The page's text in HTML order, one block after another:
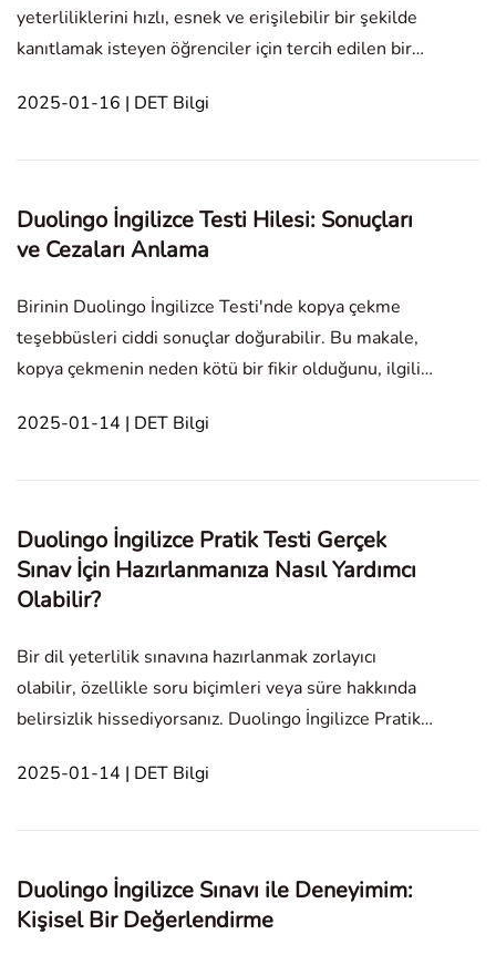
yeterliliklerini hızlı, esnek ve erişilebilir bir şekilde
kanıtlamak isteyen öğrenciler için tercih edilen bir
etmek için iyi yapılandırılmış bir hazırlık stratejisi
2025-01-16 | DET Bilgi
Duolingo İngilizce Testi Hilesi: Sonuçları
ve Cezaları Anlama
Birinin Duolingo İngilizce Testi'nde kopya çekme
teşebbüsleri ciddi sonuçlar doğurabilir. Bu makale,
kopya çekmenin neden kötü bir fikir olduğunu, ilgili
önemli olduğunu incelemektedir. In this article1.
2025-01-14 | DET Bilgi
Duolingo İngilizce Pratik Testi Gerçek
Sınav İçin Hazırlanmanıza Nasıl Yardımcı
Olabilir?
Bir dil yeterlilik sınavına hazırlanmak zorlayıcı
olabilir, özellikle soru biçimleri veya süre hakkında
belirsizlik hissediyorsanız. Duolingo İngilizce Pratik
yolunu sunar. İşte pratik testini çalışma rutininize
2025-01-14 | DET Bilgi
Duolingo İngilizce Sınavı ile Deneyimim:
Kişisel Bir Değerlendirme